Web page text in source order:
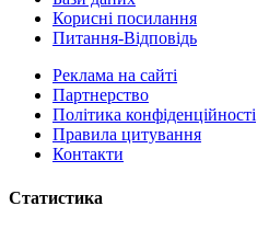
Корисні посилання
Питання-Відповідь
Реклама на сайтi
Партнерство
Політика конфіденційності
Правила цитування
Контакти
Статистика